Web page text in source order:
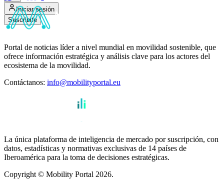
Iniciar sesión
Suscribite
Portal de noticias líder a nivel mundial en movilidad sostenible, que
ofrece información estratégica y análisis clave para los actores del
ecosistema de la movilidad.
Contáctanos: info@mobilityportal.eu
La única plataforma de inteligencia de mercado por suscripción, con
datos, estadísticas y normativas exclusivas de 14 países de
Iberoamérica para la toma de decisiones estratégicas.
Copyright © Mobility Portal 2026.